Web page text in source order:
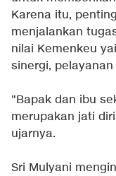
Karena itu,
menjalankan
nilai Kemenkeu
sinergi,
"Bapak dan ibu
merupakan jati
ujarnya.
Sri Mulyani